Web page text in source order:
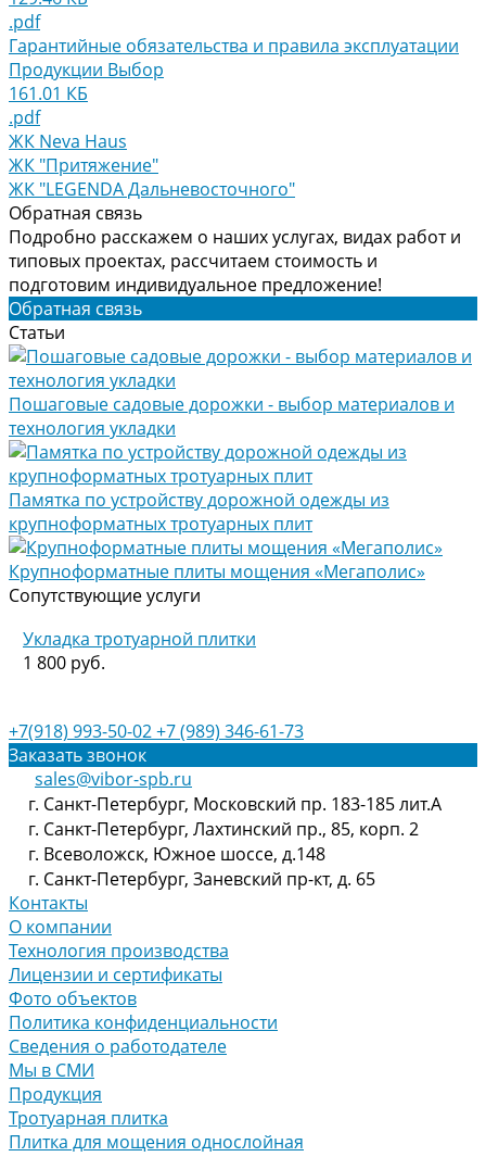
.pdf
Гарантийные обязательства и правила эксплуатации
Продукции Выбор
161.01 КБ
.pdf
ЖК Neva Haus
ЖК "Притяжение"
ЖК "LEGENDA Дальневосточного"
Обратная связь
Подробно расскажем о наших услугах, видах работ и
типовых проектах, рассчитаем стоимость и
подготовим индивидуальное предложение!
Обратная связь
Статьи
Пошаговые садовые дорожки - выбор материалов и
технология укладки
Памятка по устройству дорожной одежды из
крупноформатных тротуарных плит
Крупноформатные плиты мощения «Мегаполис»
Сопутствующие услуги
Укладка тротуарной плитки
1 800 руб.
+7(918) 993-50-02+7 (989) 346-61-73
Заказать звонок
sales@vibor-spb.ru
г. Санкт-Петербург, Московский пр. 183-185 лит.А
г. Санкт-Петербург, Лахтинский пр., 85, корп. 2
г. Всеволожск, Южное шоссе, д.148
г. Санкт-Петербург, Заневский пр-кт, д. 65
Контакты
О компании
Технология производства
Лицензии и сертификаты
Фото объектов
Политика конфиденциальности
Сведения о работодателе
Мы в СМИ
Продукция
Тротуарная плитка
Плитка для мощения однослойная